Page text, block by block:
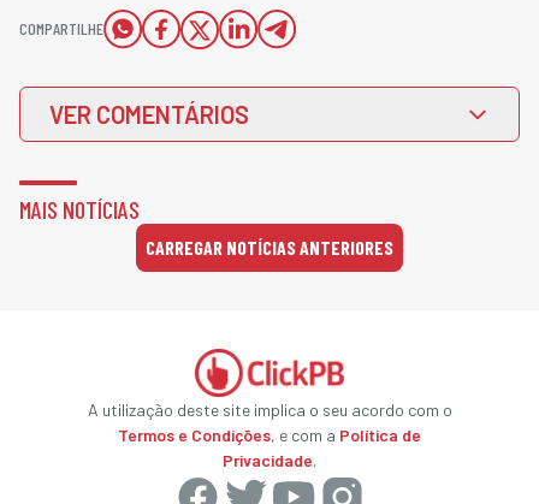
COMPARTILHE
VER COMENTÁRIOS
MAIS NOTÍCIAS
CARREGAR NOTÍCIAS ANTERIORES
A utilização deste site implica o seu acordo com o
Termos e Condições, e com a Política de
Privacidade.